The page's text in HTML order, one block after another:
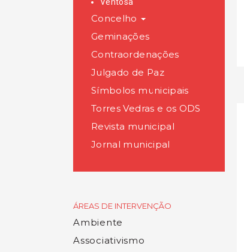
Concelho
Geminações
Contraordenações
Julgado de Paz
Símbolos municipais
Torres Vedras e os ODS
Revista municipal
Jornal municipal
ÁREAS DE INTERVENÇÃO
Ambiente
Associativismo